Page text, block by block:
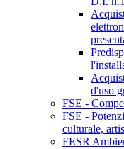
d'uso
FSE -
FSE -
culturale,
FESR